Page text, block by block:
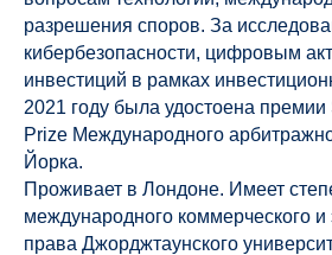
разрешения споров. За
кибербезопасности, цифровым
инвестиций в рамках
2021 году была удостоена
Prize Международного
Йорка.
Проживает в Лондоне. Имеет
международного коммерческого и
права Джорджтаунского